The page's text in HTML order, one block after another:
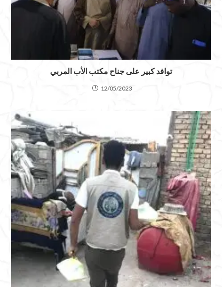
توافد كبير على جناح مكتب الأب المربي
12/05/2023